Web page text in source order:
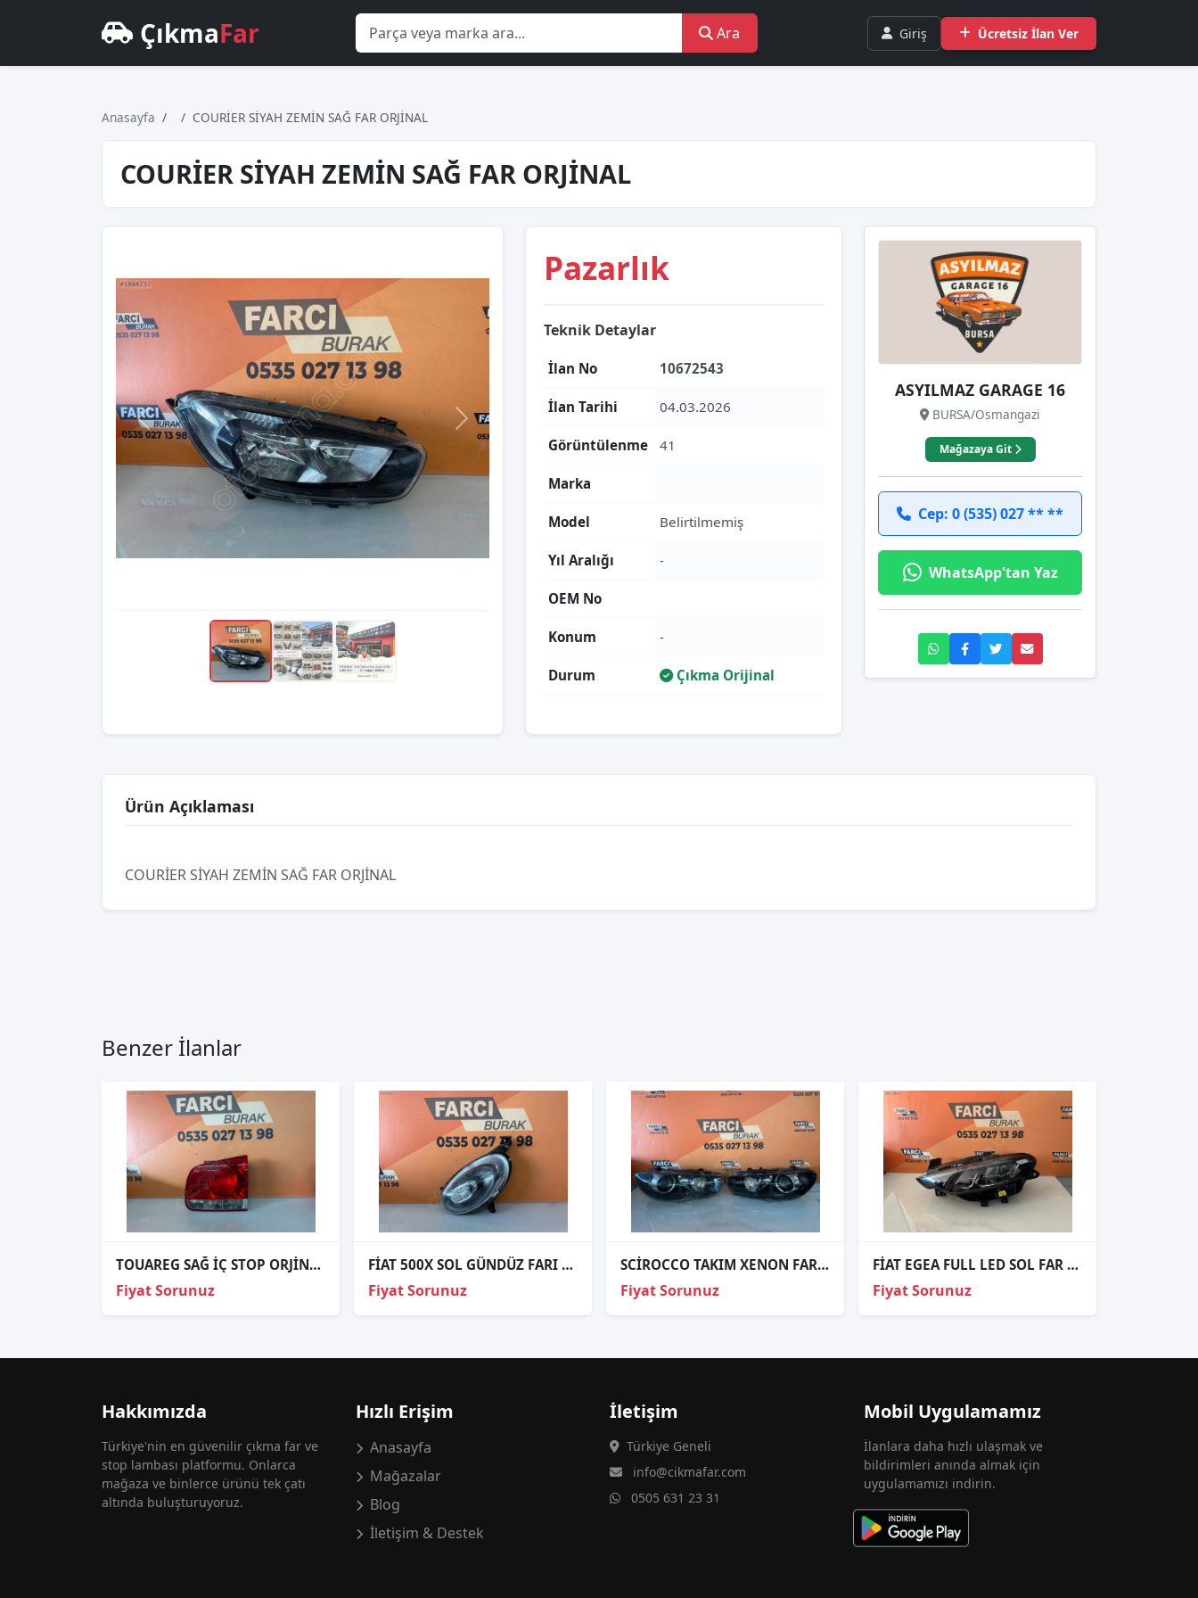
ÇıkmaFar Ara Giriş Ücretsiz İlan Ver
Anasayfa COURİER SİYAH ZEMİN SAĞ FAR ORJİNAL
COURİER SİYAH ZEMİN SAĞ FAR ORJİNAL
Pazarlık
Teknik Detaylar
İlan No 10672543
İlan Tarihi 04.03.2026
Görüntülenme 41
Marka
Model Belirtilmemiş
Yıl Aralığı -
OEM No
Konum -
Durum Çıkma Orijinal
ASYILMAZ GARAGE 16
BURSA/Osmangazi
Mağazaya Git
Cep: 0 (535) 027 ** **
WhatsApp'tan Yaz
Ürün Açıklaması
COURİER SİYAH ZEMİN SAĞ FAR ORJİNAL
Benzer İlanlar
TOUAREG SAĞ İÇ STOP ORJİNAL 2003-2006 1
Fiyat Sorunuz
FİAT 500X SOL GÜNDÜZ FARI ORJİNAL HATASIZ 51937408
Fiyat Sorunuz
SCİROCCO TAKIM XENON FAR ORJİNAL
Fiyat Sorunuz
FİAT EGEA FULL LED SOL FAR HATASIZ
Fiyat Sorunuz
Hakkımızda
Türkiye'nin en güvenilir çıkma far ve
stop lambası platformu. Onlarca
mağaza ve binlerce ürünü tek çatı
altında buluşturuyoruz.
Hızlı Erişim
Anasayfa
Mağazalar
Blog
İletişim & Destek
İletişim
Türkiye Geneli
info@cikmafar.com
0505 631 23 31
Mobil Uygulamamız
İlanlara daha hızlı ulaşmak ve
bildirimleri anında almak için
uygulamamızı indirin.